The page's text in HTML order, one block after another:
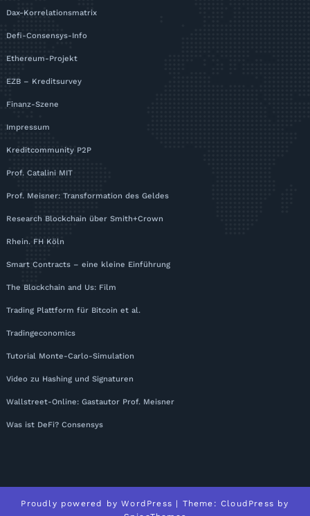
Dax-Korrelationsmatrix
Defi-Consensys-Info
Ethereum-Projekt
EZB – Kreditsurvey
Finanz-Szene
Impressum
Kreditcommunity P2P
Prof. Catalini MIT
Prof. Meisner: Transformation des Geldes
Research Blockchain über Smith+Crown
Rhein. FH Köln
Smart Contracts – eine kleine Einführung
The Blockchain and Us: Film
Trading Plattform für Bitcoin et al.
Tradingeconomics
Tutorial Monte-Carlo-Simulation
Video zu Hashing und Signaturen
Wallstreet-Online: Gastautor Prof. Meisner
Was ist DeFi? Consensys
Proudly powered byWordPress | Theme: CloudPress by